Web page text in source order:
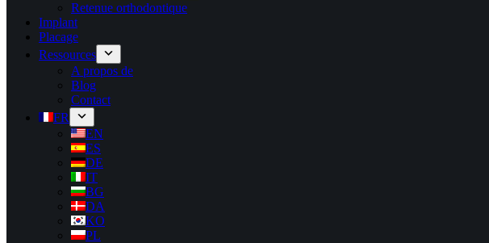
Retenue orthodontique
Implant
Placage
Ressources
A propos de
Blog
Contact
FR
EN
ES
DE
IT
BG
DA
KO
PL